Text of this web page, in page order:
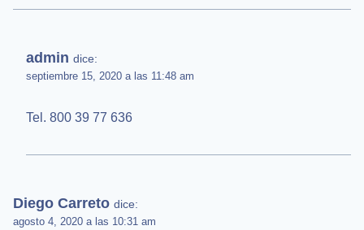
admin dice:
septiembre 15, 2020 a las 11:48 am
Tel. 800 39 77 636
Diego Carreto dice:
agosto 4, 2020 a las 10:31 am